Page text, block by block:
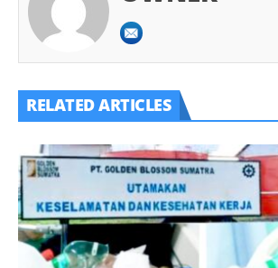
RELATED ARTICLES